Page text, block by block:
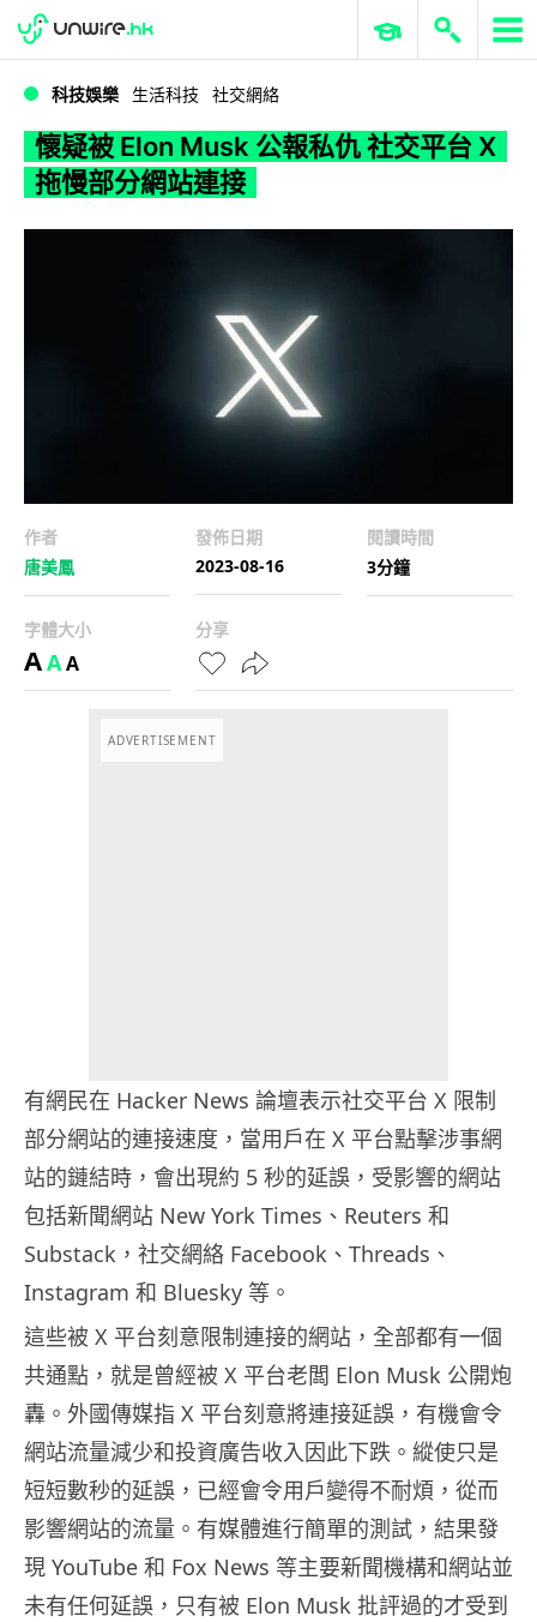
WWDC 2026 ERP 與商業 AI
科技娛樂 生活科技 社交網絡
懷疑被 Elon Musk 公報私仇 社交平台 X
拖慢部分網站連接
作者
唐美鳳
發佈日期
2023-08-16
閱讀時間
3分鐘
字體大小
AAA
分享
ADVERTISEMENT
有網民在 Hacker News 論壇表示社交平台 X 限制
部分網站的連接速度，當用戶在 X 平台點擊涉事網
站的鏈結時，會出現約 5 秒的延誤，受影響的網站
包括新聞網站 New York Times、Reuters 和
Substack，社交網絡 Facebook、Threads、
Instagram 和 Bluesky 等。
這些被 X 平台刻意限制連接的網站，全部都有一個
共通點，就是曾經被 X 平台老闆 Elon Musk 公開炮
轟。外國傳媒指 X 平台刻意將連接延誤，有機會令
網站流量減少和投資廣告收入因此下跌。縱使只是
短短數秒的延誤，已經會令用戶變得不耐煩，從而
影響網站的流量。有媒體進行簡單的測試，結果發
現 YouTube 和 Fox News 等主要新聞機構和網站並
未有任何延誤，只有被 Elon Musk 批評過的才受到